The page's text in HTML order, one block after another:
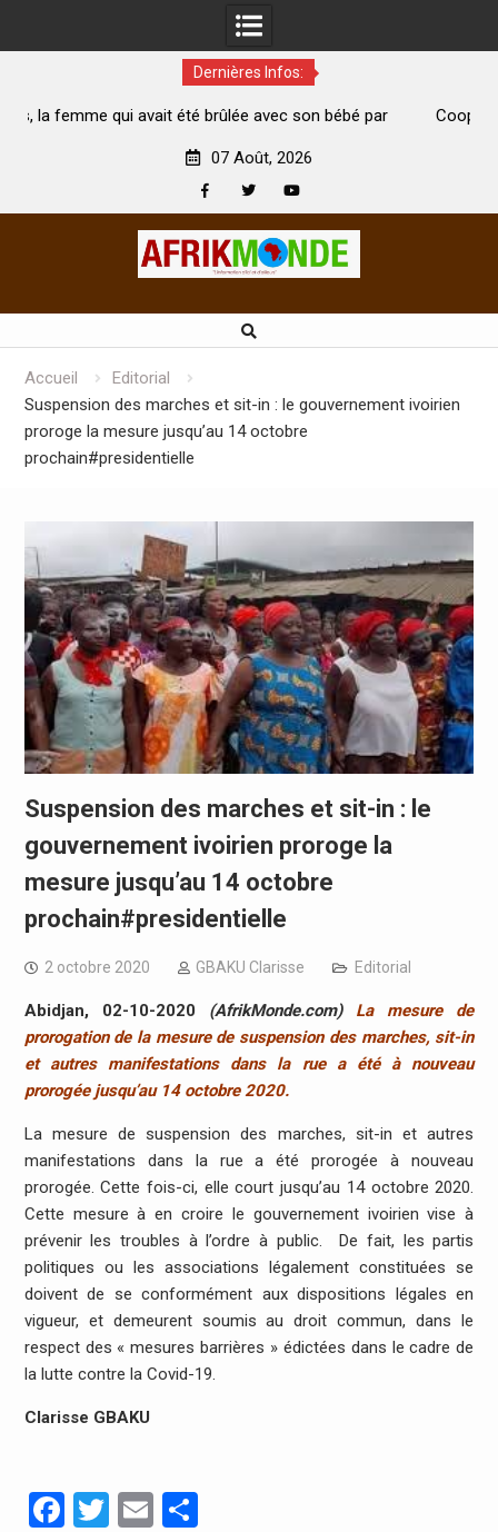
Dernières Infos:
brûlée avec son bébé par
Coopération: Le ministre Indien
07 Août, 2026
Accueil
Editorial
Suspension des marches et sit-in : le gouvernement ivoirien
proroge la mesure jusqu’au 14 octobre
prochain#presidentielle
Suspension des marches et sit-in : le
gouvernement ivoirien proroge la
mesure jusqu’au 14 octobre
prochain#presidentielle
2 octobre 2020 GBAKU Clarisse Editorial
Abidjan, 02-10-2020 (AfrikMonde.com) La mesure de
prorogation de la mesure de suspension des marches, sit-in
et autres manifestations dans la rue a été à nouveau
prorogée jusqu’au 14 octobre 2020.
La mesure de suspension des marches, sit-in et autres
manifestations dans la rue a été prorogée à nouveau
prorogée. Cette fois-ci, elle court jusqu’au 14 octobre 2020.
Cette mesure à en croire le gouvernement ivoirien vise à
prévenir les troubles à l’ordre à public. De fait, les partis
politiques ou les associations légalement constituées se
doivent de se conformément aux dispositions légales en
vigueur, et demeurent soumis au droit commun, dans le
respect des « mesures barrières » édictées dans le cadre de
la lutte contre la Covid-19.
Clarisse GBAKU
Facebook
Twitter
EmailPartager